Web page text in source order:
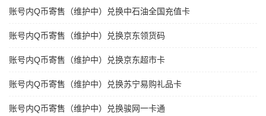
账号内Q币寄售（维护中）兑换中石油全国充值卡
账号内Q币寄售（维护中）兑换京东领货码
账号内Q币寄售（维护中）兑换京东超市卡
账号内Q币寄售（维护中）兑换苏宁易购礼品卡
账号内Q币寄售（维护中）兑换骏网一卡通